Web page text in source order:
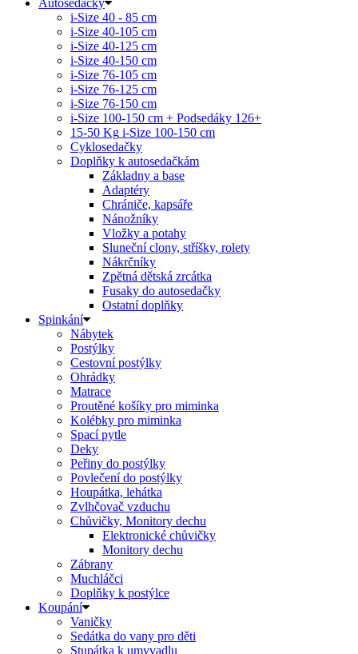
i-Size 40 - 85 cm
i-Size 40-105 cm
i-Size 40-125 cm
i-Size 40-150 cm
i-Size 76-105 cm
i-Size 76-125 cm
i-Size 76-150 cm
i-Size 100-150 cm + Podsedáky 126+
15-50 Kg i-Size 100-150 cm
Cyklosedačky
Doplňky k autosedačkám
Základny a base
Adaptéry
Chrániče, kapsáře
Nánožníky
Vložky a potahy
Sluneční clony, stříšky, rolety
Nákrčníky
Zpětná dětská zrcátka
Fusaky do autosedačky
Ostatní doplňky
Spinkání
Nábytek
Postýlky
Cestovní postýlky
Ohrádky
Matrace
Proutěné košíky pro miminka
Kolébky pro miminka
Spací pytle
Deky
Peřiny do postýlky
Povlečení do postýlky
Houpátka, lehátka
Zvlhčovač vzduchu
Chůvičky, Monitory dechu
Elektronické chůvičky
Monitory dechu
Zábrany
Muchláčci
Doplňky k postýlce
Koupání
Vaničky
Sedátka do vany pro děti
Stupátka k umyvadlu